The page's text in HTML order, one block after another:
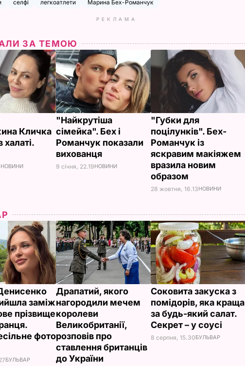
селфі легкоатлети Марина Бех-Романчук
РЕКЛАМА
ЗА ТЕМОЮ
Кличка
халаті.
НОВИНИ
"Найкрутіша
сімейка". Бех і
Романчук показали
вихованця
9 січня, 22.19НОВИНИ
"Губки для
поцілунків". Бех-
Романчук із
яскравим макіяжем
вразила новим
образом
28 жовтня, 16.13НОВИНИ
заміж
прізвище
фото
БУЛЬВАР
Драпатий, якого
нагородили мечем
королеви
Великобританії,
розповів про
ставлення британців
до України
Соковита закуска з
помідорів, яка краща
за будь-який салат.
Секрет – у соусі
8 серпня, 15.30БУЛЬВАР